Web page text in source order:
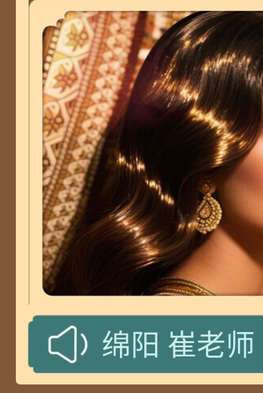
吉林 卢老师